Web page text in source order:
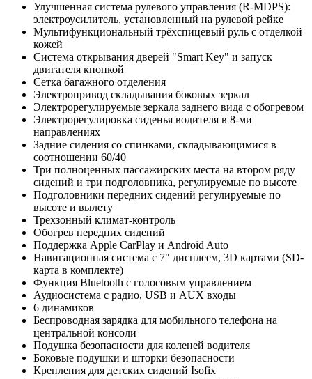
Улучшенная система рулевого управления (R-MDPS):
электроусилитель, установленный на рулевой рейке
Мультифункциональный трёхспицевый руль с отделкой
кожей
Система открывания дверей "Smart Key" и запуск
двигателя кнопкой
Сетка багажного отделения
Электропривод складывания боковых зеркал
Электрорегулируемые зеркала заднего вида с обогревом
Электрорегулировка сиденья водителя в 8-ми
направлениях
Задние сидения со спинками, складывающимися в
соотношении 60/40
Три полноценных пассажирских места на втором ряду
сидений и три подголовника, регулируемые по высоте
Подголовники передних сидений регулируемые по
высоте и вылету
Трехзонный климат-контроль
Обогрев передних сидений
Поддержка Apple CarPlay и Android Auto
Навигационная система с 7" дисплеем, 3D картами (SD-
карта в комплекте)
Функция Bluetooth с голосовым управлением
Аудиосистема с радио, USB и AUX входы
6 динамиков
Беспроводная зарядка для мобильного телефона на
центральной консоли
Подушка безопасности для коленей водителя
Боковые подушки и шторки безопасности
Крепления для детских сидений Isofix